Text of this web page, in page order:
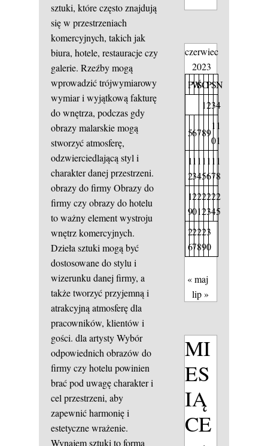
sztuki, które często znajdują
się w przestrzeniach
komercyjnych, takich jak
biura, hotele, restauracje czy
galerie. Rzeźby mogą
wprowadzić trójwymiarowy
wymiar i wyjątkową fakturę
do wnętrza, podczas gdy
obrazy malarskie mogą
stworzyć atmosferę,
odzwierciedlającą styl i
charakter danej przestrzeni.
obrazy do firmyObrazy do
firmy czy obrazy do hotelu
to ważny element wystroju
wnętrz komercyjnych.
Dzieła sztuki mogą być
dostosowane do stylu i
wizerunku danej firmy, a
także tworzyć przyjemną i
atrakcyjną atmosferę dla
pracowników, klientów i
gości. dla artystyWybór
odpowiednich obrazów do
firmy czy hotelu powinien
brać pod uwagę charakter i
cel przestrzeni, aby
zapewnić harmonię i
estetyczne wrażenie.
Wynajem sztuki to forma
czerwiec
2023
PW
ŚCPSN
1234
56789
1
0
1
1
1
2
1
3
1
4
1
5
1
6
1
7
1
8
1
9
2
0
2
1
2
2
2
3
2
4
2
5
2
6
2
7
2
8
2
9
3
0
« maj
lip »
MI
ES
IĄ
CE